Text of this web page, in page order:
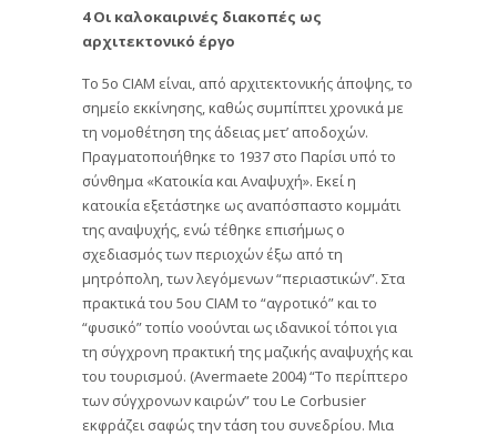
4 Οι καλοκαιρινές διακοπές ως
αρχιτεκτονικό έργο
Το 5ο CIAM είναι, από αρχιτεκτονικής άποψης, το
σημείο εκκίνησης, καθώς συμπίπτει χρονικά με
τη νομοθέτηση της άδειας μετ’ αποδοχών.
Πραγματοποιήθηκε το 1937 στο Παρίσι υπό το
σύνθημα «Κατοικία και Αναψυχή». Εκεί η
κατοικία εξετάστηκε ως αναπόσπαστο κομμάτι
της αναψυχής, ενώ τέθηκε επισήμως ο
σχεδιασμός των περιοχών έξω από τη
μητρόπολη, των λεγόμενων “περιαστικών”. Στα
πρακτικά του 5ου CIAM το “αγροτικό” και το
“φυσικό” τοπίο νοούνται ως ιδανικοί τόποι για
τη σύγχρονη πρακτική της μαζικής αναψυχής και
του τουρισμού. (Avermaete 2004) “Το περίπτερο
των σύγχρονων καιρών” του Le Corbusier
εκφράζει σαφώς την τάση του συνεδρίου. Μια